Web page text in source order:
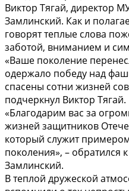
Виктор Тягай, директор
Замлинский. Как и
говорят теплые слова
заботой, вниманием и
«Ваше поколение
одержало победу над
спасены сотни жизней
подчеркнул Виктор Тягай.
«Благодарим вас за
жизней защитников
который служит
поколения», – обратился
Замлинский.
В теплой дружеской